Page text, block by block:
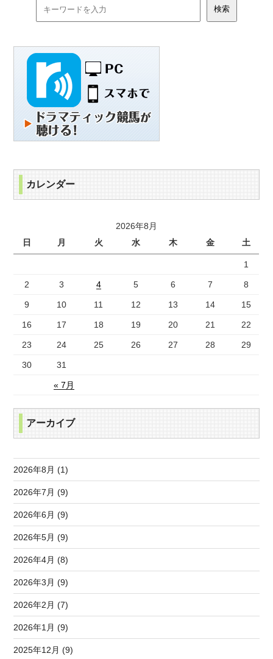
カレンダー
2026年8月
日
月 火 水 木 金 土
« 7月
1
2 3 4 5 6 7 8
9 10 11 12 13 14 15
16 17 18 19 20 21 22
23 24 25 26 27 28 29
30 31
アーカイブ
2026年8月 (1)
2026年7月 (9)
2026年6月 (9)
2026年5月 (9)
2026年4月 (8)
2026年3月 (9)
2026年2月 (7)
2026年1月 (9)
2025年12月 (9)